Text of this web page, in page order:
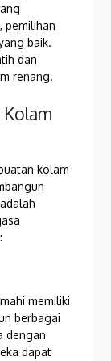
pemilihan
baik.
dan
renang.
Kolam
kolam
memiliki
berbagai
dengan
dapat